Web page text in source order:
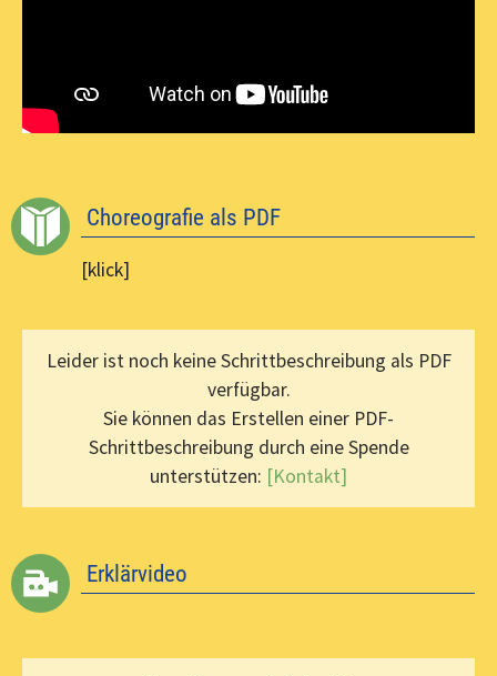
Choreografie als PDF
[klick]
Leider ist noch keine Schrittbeschreibung als PDF
verfügbar.
Sie können das Erstellen einer PDF-
Schrittbeschreibung durch eine Spende
unterstützen: [Kontakt]
Erklärvideo